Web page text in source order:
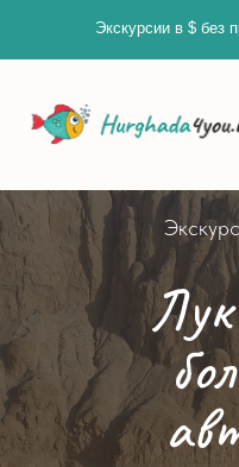
Экскурсии в $ без
block